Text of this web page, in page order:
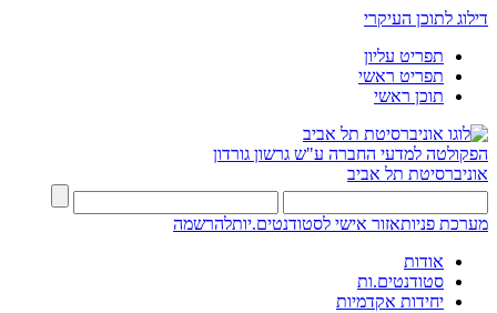
דילוג לתוכן העיקרי
תפריט עליון
תפריט ראשי
תוכן ראשי
הפקולטה למדעי החברה ע"ש גרשון גורדון
אוניברסיטת תל אביב
מערכת פניותאזור אישי לסטודנטים.יותלהרשמה
אודות
סטודנטים.ות
יחידות אקדמיות